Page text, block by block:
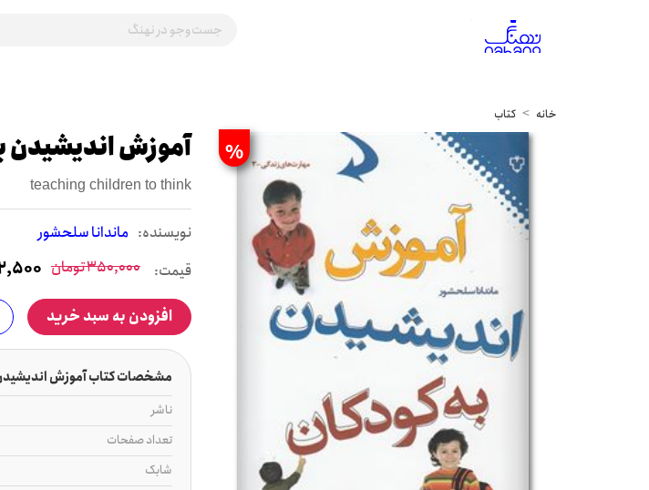
خانه کتاب
% آموزش اندیشیدن
teaching children to think
نويسنده: ماندانا سلحشور
قیمت: 350,000تومان
افزودن به سبد خرید
مشخصات کتاب آموزش
ناشر
تعداد صفحات
شابک